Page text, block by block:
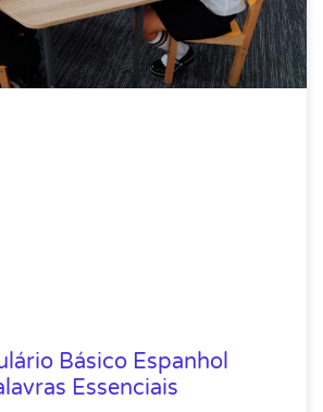
Básico Espanhol
Essenciais